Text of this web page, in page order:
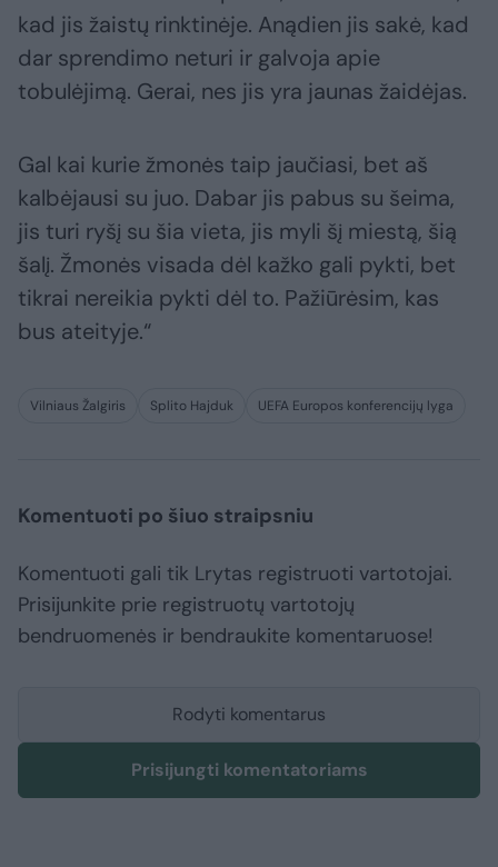
kad jis žaistų rinktinėje. Anądien jis sakė, kad
dar sprendimo neturi ir galvoja apie
tobulėjimą. Gerai, nes jis yra jaunas žaidėjas.
Gal kai kurie žmonės taip jaučiasi, bet aš
kalbėjausi su juo. Dabar jis pabus su šeima,
jis turi ryšį su šia vieta, jis myli šį miestą, šią
šalį. Žmonės visada dėl kažko gali pykti, bet
tikrai nereikia pykti dėl to. Pažiūrėsim, kas
bus ateityje.“
Vilniaus Žalgiris Splito Hajduk UEFA Europos konferencijų lyga
Komentuoti po šiuo straipsniu
Komentuoti gali tik Lrytas registruoti vartotojai.
Prisijunkite prie registruotų vartotojų
bendruomenės ir bendraukite komentaruose!
Rodyti komentarus
Prisijungti komentatoriams